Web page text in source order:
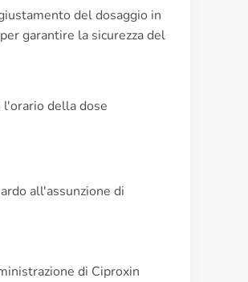
del dosaggio in
garantire la sicurezza del
l'orario della dose
all'assunzione di
di Ciproxin